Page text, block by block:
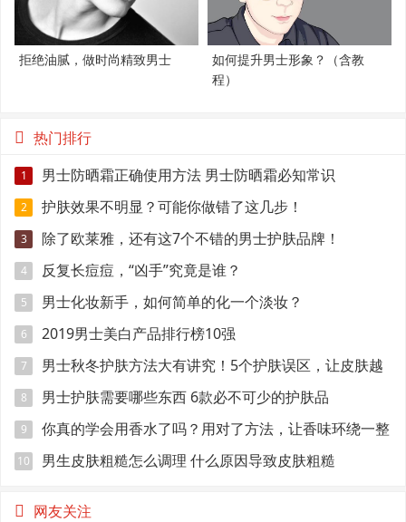
拒绝油腻，做时尚精致男士
如何提升男士形象？（含教
程）
热门排行
1 男士防晒霜正确使用方法 男士防晒霜必知常识
2 护肤效果不明显？可能你做错了这几步！
3 除了欧莱雅，还有这7个不错的男士护肤品牌！
4 反复长痘痘，“凶手”究竟是谁？
5 男士化妆新手，如何简单的化一个淡妆？
6 2019男士美白产品排行榜10强
7
男士秋冬护肤方法大有讲究！5个护肤误区，让皮肤越
变越糟！
8 男士护肤需要哪些东西 6款必不可少的护肤品
9
你真的学会用香水了吗？用对了方法，让香味环绕一整
天不是问题！
10 男生皮肤粗糙怎么调理 什么原因导致皮肤粗糙
网友关注